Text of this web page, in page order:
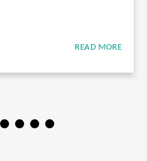
READ MORE